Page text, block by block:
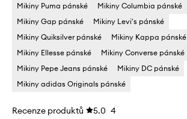
Mikiny Puma pánské
Mikiny Columbia pánské
Mikiny Gap pánské
Mikiny Levi's pánské
Mikiny Quiksilver pánské
Mikiny Kappa pánské
Mikiny Ellesse pánské
Mikiny Converse pánské
Mikiny Pepe Jeans pánské
Mikiny DC pánské
Mikiny adidas Originals pánské
Recenze produktů 5.0 4